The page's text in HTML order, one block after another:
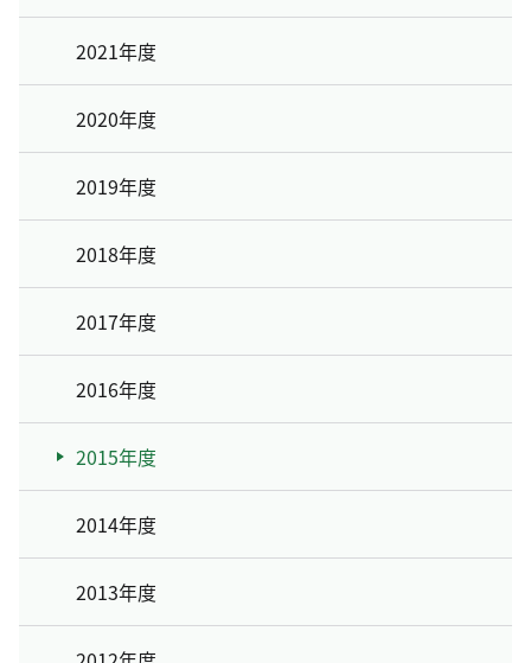
2021年度
2020年度
2019年度
2018年度
2017年度
2016年度
2015年度
2014年度
2013年度